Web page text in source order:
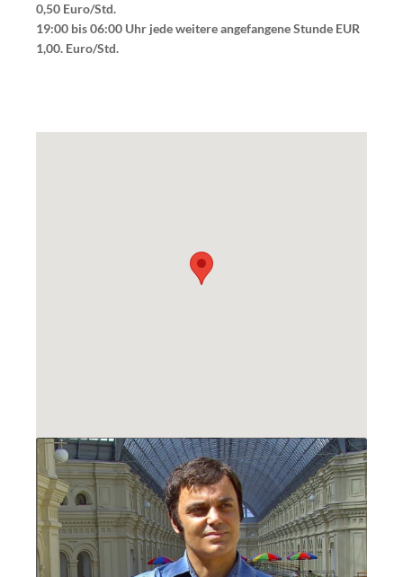
0,50 Euro/Std.
19:00 bis 06:00 Uhr jede weitere angefangene Stunde EUR
1,00. Euro/Std.